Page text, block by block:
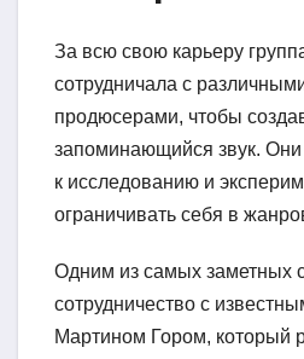
За всю свою карьеру
сотрудничала с
продюсерами, чтобы
запоминающийся звук. Они
к исследованию и
ограничивать себя в
Одним из самых заметных
сотрудничество с
Мартином Гором, который